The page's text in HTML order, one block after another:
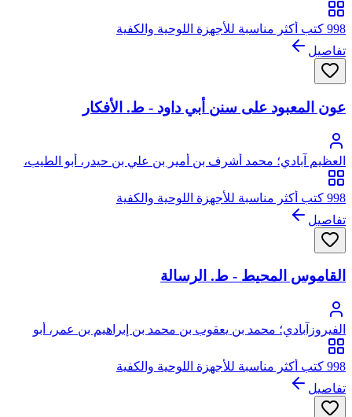
998 كتب أكثر مناسبة للأجهزة اللوحية والكفية
تفاصيل
عون المعبود على سنن أبي داود - ط. الأفكار
العظيم آبادي؛ محمد أشرف بن أمير بن علي بن حيدر، أبو الطيب،
شرف الحق، الصديقي، العظيم آبادي
998 كتب أكثر مناسبة للأجهزة اللوحية والكفية
تفاصيل
القاموس المحيط - ط. الرسالة
الفيروزآبادي؛ محمد بن يعقوب بن محمد بن إبراهيم بن عمر، أبو
طاهر، مجد الدين الشيرازي الفيروزآبادي
998 كتب أكثر مناسبة للأجهزة اللوحية والكفية
تفاصيل